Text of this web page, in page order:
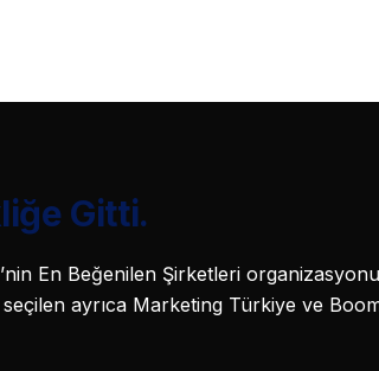
Gitti.
En Beğenilen Şirketleri
ayrıca Marketing Türkiye ve